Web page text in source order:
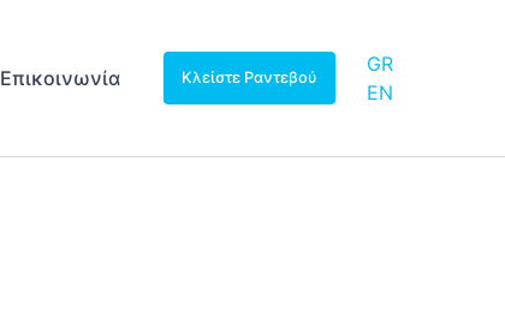
Επικοινωνία Κλείστε Ραντεβού
GR
EN